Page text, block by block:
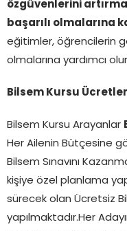
özgüvenlerini
başarılı olmalarına
eğitimler, öğrencilerin
olmalarına yardımcı
Bilsem Kursu
Bilsem Kursu Arayanlar
Her Ailenin Bütçesine
Bilsem Sınavını
kişiye özel planlama
sürecek olan Ücretsiz
yapılmaktadır.Her